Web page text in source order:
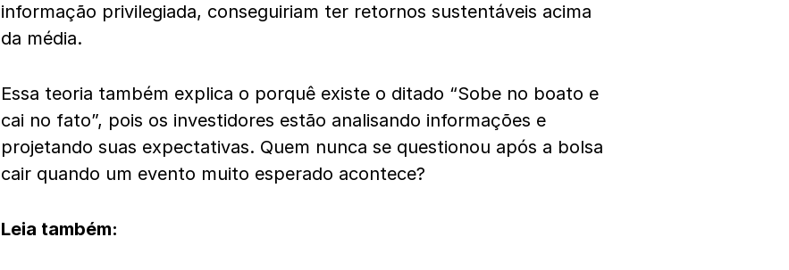
informação privilegiada, conseguiriam ter retornos sustentáveis acima
da média.
Essa teoria também explica o porquê existe o ditado “Sobe no boato e
cai no fato”, pois os investidores estão analisando informações e
projetando suas expectativas. Quem nunca se questionou após a bolsa
cair quando um evento muito esperado acontece?
Leia também: